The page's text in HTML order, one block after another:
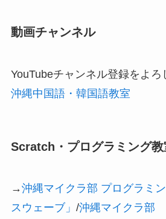
動画チャンネル
YouTubeチャンネル登録をよ
沖縄中国語・韓国語教室
Scratch・プログラミング教
→沖縄マイクラ部 プログラミ
スウェーブ」 /沖縄マイクラ部